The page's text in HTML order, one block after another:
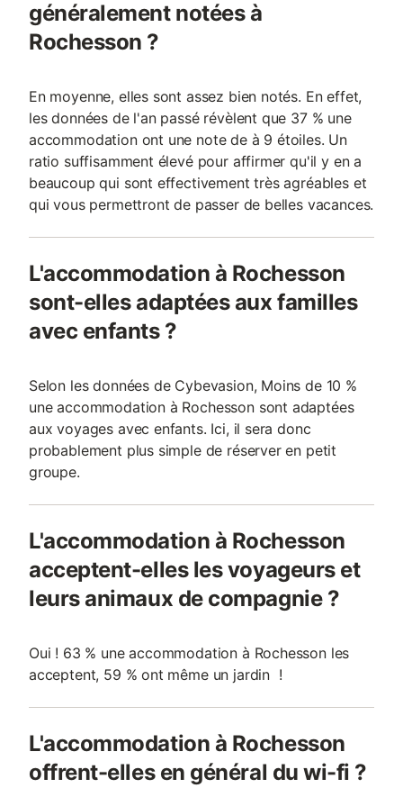
généralement notées à
Rochesson ?
En moyenne, elles sont assez bien notés. En effet,
les données de l'an passé révèlent que 37 % une
accommodation ont une note de à 9 étoiles. Un
ratio suffisamment élevé pour affirmer qu'il y en a
beaucoup qui sont effectivement très agréables et
qui vous permettront de passer de belles vacances.
L'accommodation à Rochesson
sont-elles adaptées aux familles
avec enfants ?
Selon les données de Cybevasion, Moins de 10 %
une accommodation à Rochesson sont adaptées
aux voyages avec enfants. Ici, il sera donc
probablement plus simple de réserver en petit
groupe.
L'accommodation à Rochesson
acceptent-elles les voyageurs et
leurs animaux de compagnie ?
Oui ! 63 % une accommodation à Rochesson les
acceptent, 59 % ont même un jardin !
L'accommodation à Rochesson
offrent-elles en général du wi-fi ?